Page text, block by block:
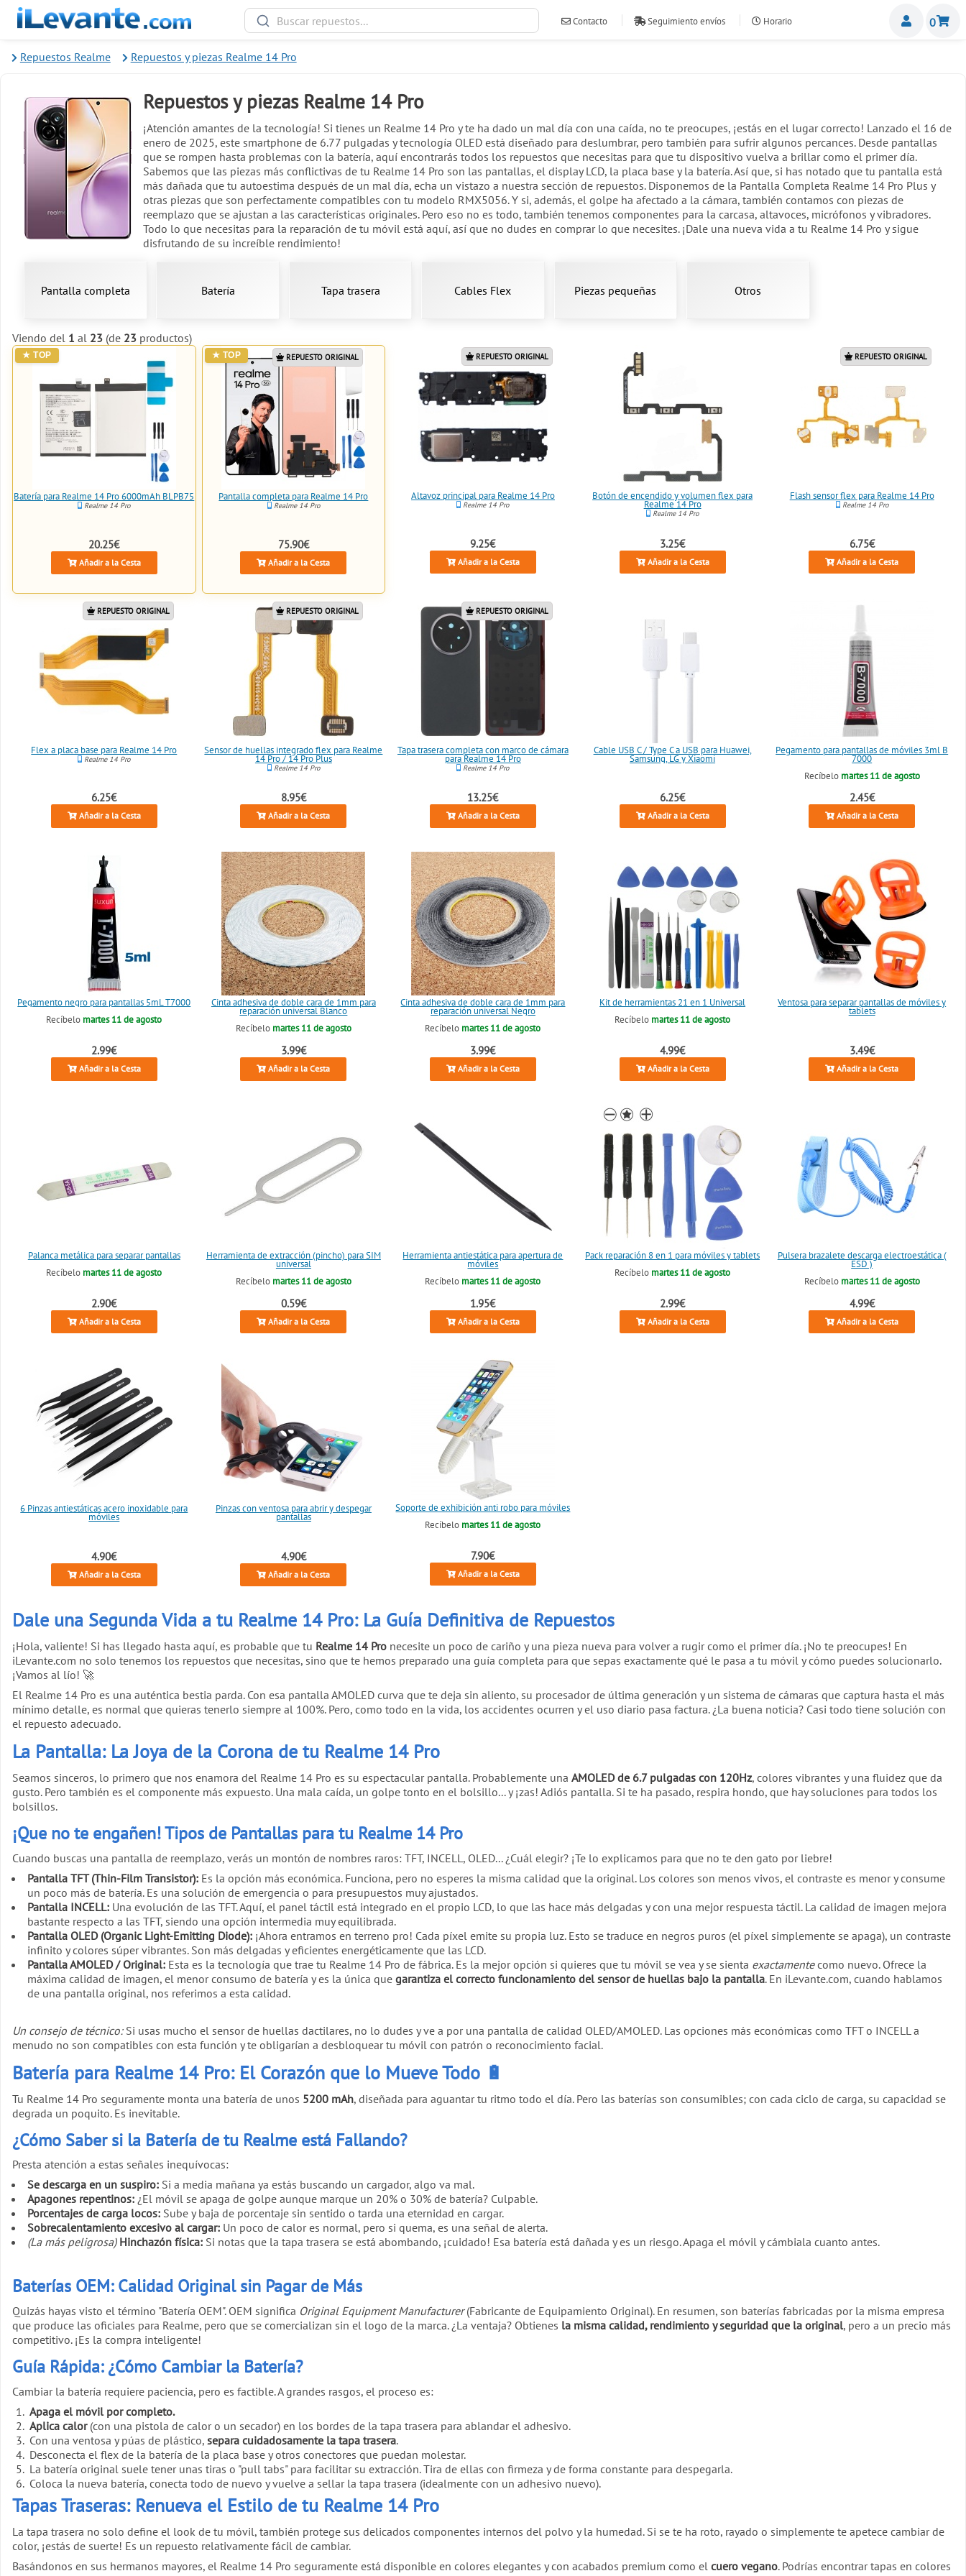
Contacto Seguimiento envíos Horario 0
Repuestos Realme Repuestos y piezas Realme 14 Pro
Repuestos y piezas Realme 14 Pro
¡Atención amantes de la tecnología! Si tienes un Realme 14 Pro y te ha dado un mal día con una caída, no te preocupes, ¡estás en el lugar correcto! Lanzado el 16 de
enero de 2025, este smartphone de 6.77 pulgadas y tecnología OLED está diseñado para deslumbrar, pero también para sufrir algunos percances. Desde pantallas
que se rompen hasta problemas con la batería, aquí encontrarás todos los repuestos que necesitas para que tu dispositivo vuelva a brillar como el primer día.
Sabemos que las piezas más conflictivas de tu Realme 14 Pro son las pantallas, el display LCD, la placa base y la batería. Así que, si has notado que tu pantalla está
más dañada que tu autoestima después de un mal día, echa un vistazo a nuestra sección de repuestos. Disponemos de la Pantalla Completa Realme 14 Pro Plus y
otras piezas que son perfectamente compatibles con tu modelo RMX5056. Y si, además, el golpe ha afectado a la cámara, también contamos con piezas de
reemplazo que se ajustan a las características originales. Pero eso no es todo, también tenemos componentes para la carcasa, altavoces, micrófonos y vibradores.
Todo lo que necesitas para la reparación de tu móvil está aquí, así que no dudes en comprar lo que necesites. ¡Dale una nueva vida a tu Realme 14 Pro y sigue
disfrutando de su increíble rendimiento!
Pantalla completa Batería Tapa trasera Cables Flex Piezas pequeñas Otros
Viendo del 1 al 23 (de 23 productos)
Batería para Realme 14 Pro 6000mAh BLPB75
Realme 14 Pro
20.25€
Añadir a la Cesta
REPUESTO ORIGINAL
Pantalla completa para Realme 14 Pro
Realme 14 Pro
75.90€
Añadir a la Cesta
REPUESTO ORIGINAL
Altavoz principal para Realme 14 Pro
Realme 14 Pro
9.25€
Añadir a la Cesta
Botón de encendido y volumen flex para
Realme 14 Pro
Realme 14 Pro
3.25€
Añadir a la Cesta
REPUESTO ORIGINAL
Flash sensor flex para Realme 14 Pro
Realme 14 Pro
6.75€
Añadir a la Cesta
REPUESTO ORIGINAL
Flex a placa base para Realme 14 Pro
Realme 14 Pro
6.25€
Añadir a la Cesta
REPUESTO ORIGINAL
Sensor de huellas integrado flex para Realme
14 Pro / 14 Pro Plus
Realme 14 Pro
8.95€
Añadir a la Cesta
REPUESTO ORIGINAL
Tapa trasera completa con marco de cámara
para Realme 14 Pro
Realme 14 Pro
13.25€
Añadir a la Cesta
Cable USB C / Type C a USB para Huawei,
Samsung, LG y Xiaomi
6.25€
Añadir a la Cesta
Pegamento para pantallas de móviles 3ml B
7000
Recíbelo martes 11 de agosto
2.45€
Añadir a la Cesta
Pegamento negro para pantallas 5mL T7000
Recíbelo martes 11 de agosto
2.99€
Añadir a la Cesta
Cinta adhesiva de doble cara de 1mm para
reparación universal Blanco
Recíbelo martes 11 de agosto
3.99€
Añadir a la Cesta
Cinta adhesiva de doble cara de 1mm para
reparación universal Negro
Recíbelo martes 11 de agosto
3.99€
Añadir a la Cesta
Kit de herramientas 21 en 1 Universal
Recíbelo martes 11 de agosto
4.99€
Añadir a la Cesta
Ventosa para separar pantallas de móviles y
tablets
3.49€
Añadir a la Cesta
Palanca metálica para separar pantallas
Recíbelo martes 11 de agosto
2.90€
Añadir a la Cesta
Herramienta de extracción (pincho) para SIM
universal
Recíbelo martes 11 de agosto
0.59€
Añadir a la Cesta
Herramienta antiestática para apertura de
móviles
Recíbelo martes 11 de agosto
1.95€
Añadir a la Cesta
Pack reparación 8 en 1 para móviles y tablets
Recíbelo martes 11 de agosto
2.99€
Añadir a la Cesta
Pulsera brazalete descarga electroestática (
ESD )
Recíbelo martes 11 de agosto
4.99€
Añadir a la Cesta
6 Pinzas antiestáticas acero inoxidable para
móviles
4.90€
Añadir a la Cesta
Pinzas con ventosa para abrir y despegar
pantallas
4.90€
Añadir a la Cesta
Soporte de exhibición anti robo para móviles
Recíbelo martes 11 de agosto
7.90€
Añadir a la Cesta
Dale una Segunda Vida a tu Realme 14 Pro: La Guía Definitiva de Repuestos
¡Hola, valiente! Si has llegado hasta aquí, es probable que tu Realme 14 Pro necesite un poco de cariño y una pieza nueva para volver a rugir como el primer día. ¡No te preocupes! En
iLevante.com no solo tenemos los repuestos que necesitas, sino que te hemos preparado una guía completa para que sepas exactamente qué le pasa a tu móvil y cómo puedes solucionarlo.
¡Vamos al lío! 🚀
El Realme 14 Pro es una auténtica bestia parda. Con esa pantalla AMOLED curva que te deja sin aliento, su procesador de última generación y un sistema de cámaras que captura hasta el más
mínimo detalle, es normal que quieras tenerlo siempre al 100%. Pero, como todo en la vida, los accidentes ocurren y el uso diario pasa factura. ¿La buena noticia? Casi todo tiene solución con
el repuesto adecuado.
La Pantalla: La Joya de la Corona de tu Realme 14 Pro
Seamos sinceros, lo primero que nos enamora del Realme 14 Pro es su espectacular pantalla. Probablemente una AMOLED de 6.7 pulgadas con 120Hz, colores vibrantes y una fluidez que da
gusto. Pero también es el componente más expuesto. Una mala caída, un golpe tonto en el bolsillo... y ¡zas! Adiós pantalla. Si te ha pasado, respira hondo, que hay soluciones para todos los
bolsillos.
¡Que no te engañen! Tipos de Pantallas para tu Realme 14 Pro
Cuando buscas una pantalla de reemplazo, verás un montón de nombres raros: TFT, INCELL, OLED... ¿Cuál elegir? ¡Te lo explicamos para que no te den gato por liebre!
Pantalla TFT (Thin-Film Transistor):Es la opción más económica. Funciona, pero no esperes la misma calidad que la original. Los colores son menos vivos, el contraste es menor y consume
un poco más de batería. Es una solución de emergencia o para presupuestos muy ajustados.
Pantalla INCELL:Una evolución de las TFT. Aquí, el panel táctil está integrado en el propio LCD, lo que las hace más delgadas y con una mejor respuesta táctil. La calidad de imagen mejora
bastante respecto a las TFT, siendo una opción intermedia muy equilibrada.
Pantalla OLED (Organic Light-Emitting Diode):¡Ahora entramos en terreno pro! Cada píxel emite su propia luz. Esto se traduce en negros puros (el píxel simplemente se apaga), un contraste
infinito y colores súper vibrantes. Son más delgadas y eficientes energéticamente que las LCD.
Pantalla AMOLED / Original:Esta es la tecnología que trae tu Realme 14 Pro de fábrica. Es la mejor opción si quieres que tu móvil se vea y se sienta exactamentecomo nuevo. Ofrece la
máxima calidad de imagen, el menor consumo de batería y es la única que garantiza el correcto funcionamiento del sensor de huellas bajo la pantalla. En iLevante.com, cuando hablamos
de una pantalla original, nos referimos a esta calidad.
Un consejo de técnico:Si usas mucho el sensor de huellas dactilares, no lo dudes y ve a por una pantalla de calidad OLED/AMOLED. Las opciones más económicas como TFT o INCELL a
menudo no son compatibles con esta función y te obligarían a desbloquear tu móvil con patrón o reconocimiento facial.
Batería para Realme 14 Pro: El Corazón que lo Mueve Todo 🔋
Tu Realme 14 Pro seguramente monta una batería de unos 5200 mAh, diseñada para aguantar tu ritmo todo el día. Pero las baterías son consumibles; con cada ciclo de carga, su capacidad se
degrada un poquito. Es inevitable.
¿Cómo Saber si la Batería de tu Realme está Fallando?
Presta atención a estas señales inequívocas:
Se descarga en un suspiro:Si a media mañana ya estás buscando un cargador, algo va mal.
Apagones repentinos:¿El móvil se apaga de golpe aunque marque un 20% o 30% de batería? Culpable.
Porcentajes de carga locos:Sube y baja de porcentaje sin sentido o tarda una eternidad en cargar.
Sobrecalentamiento excesivo al cargar:Un poco de calor es normal, pero si quema, es una señal de alerta.
(La más peligrosa) Hinchazón física:Si notas que la tapa trasera se está abombando, ¡cuidado! Esa batería está dañada y es un riesgo. Apaga el móvil y cámbiala cuanto antes.
Baterías OEM: Calidad Original sin Pagar de Más
Quizás hayas visto el término "Batería OEM". OEM significa Original Equipment Manufacturer(Fabricante de Equipamiento Original). En resumen, son baterías fabricadas por la misma empresa
que produce las oficiales para Realme, pero que se comercializan sin el logo de la marca. ¿La ventaja? Obtienes la misma calidad, rendimiento y seguridad que la original, pero a un precio más
competitivo. ¡Es la compra inteligente!
Guía Rápida: ¿Cómo Cambiar la Batería?
Cambiar la batería requiere paciencia, pero es factible. A grandes rasgos, el proceso es:
Apaga el móvil por completo.
Aplica calor(con una pistola de calor o un secador) en los bordes de la tapa trasera para ablandar el adhesivo.
Con una ventosa y púas de plástico, separa cuidadosamente la tapa trasera.
Desconecta el flex de la batería de la placa base y otros conectores que puedan molestar.
La batería original suele tener unas tiras o "pull tabs" para facilitar su extracción. Tira de ellas con firmeza y de forma constante para despegarla.
Coloca la nueva batería, conecta todo de nuevo y vuelve a sellar la tapa trasera (idealmente con un adhesivo nuevo).
Tapas Traseras: Renueva el Estilo de tu Realme 14 Pro
La tapa trasera no solo define el look de tu móvil, también protege sus delicados componentes internos del polvo y la humedad. Si se te ha roto, rayado o simplemente te apetece cambiar de
color, ¡estás de suerte! Es un repuesto relativamente fácil de cambiar.
Basándonos en sus hermanos mayores, el Realme 14 Pro seguramente está disponible en colores elegantes y con acabados premium como el cuero vegano. Podrías encontrar tapas en colores